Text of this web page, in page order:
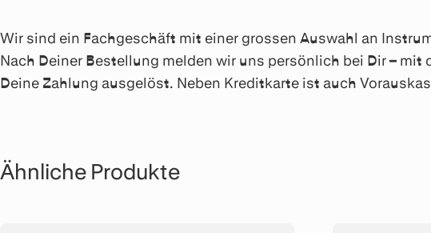
Wir sind ein Fachgeschäft mit einer grossen Auswahl an
Nach Deiner Bestellung melden wir uns persönlich bei Dir –
Deine Zahlung ausgelöst. Neben Kreditkarte ist auch
Ähnliche Produkte